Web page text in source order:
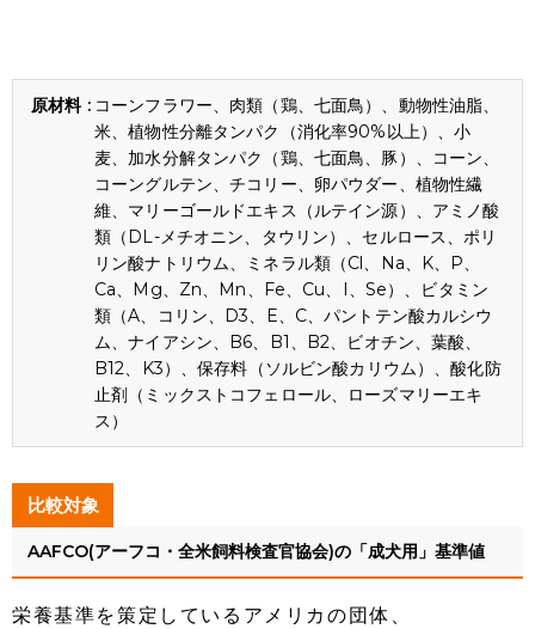
コーンフラワー、肉類（鶏、七面鳥）、動物性油脂、
米、植物性分離タンパク（消化率90%以上）、小
麦、加水分解タンパク（鶏、七面鳥、豚）、コーン、
コーングルテン、チコリー、卵パウダー、植物性繊
維、マリーゴールドエキス（ルテイン源）、アミノ酸
類（DL-メチオニン、タウリン）、セルロース、ポリ
リン酸ナトリウム、ミネラル類（Cl、Na、K、P、
Ca、Mg、Zn、Mn、Fe、Cu、I、Se）、ビタミン
類（A、コリン、D3、E、C、パントテン酸カルシウ
ム、ナイアシン、B6、B1、B2、ビオチン、葉酸、
B12、K3）、保存料（ソルビン酸カリウム）、酸化防
止剤（ミックストコフェロール、ローズマリーエキ
ス）
比較対象
AAFCO(アーフコ・全米飼料検査官協会)の「成犬用」基準値
栄養基準を策定しているアメリカの団体、